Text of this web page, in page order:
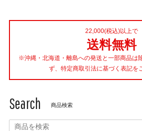
22,000(税込)以上で
送料無料
※沖縄・北海道・離島への発送と一部商品は
ず、特定商取引法に基づく表記を
Search 商品検索